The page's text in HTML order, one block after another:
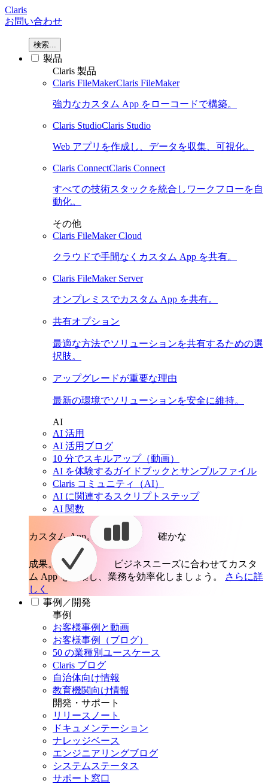
Claris
お問い合わせ
検索...
製品
Claris 製品
Claris FileMakerClaris FileMaker
強力なカスタム App をローコードで構築。
Claris StudioClaris Studio
Web アプリを作成し、データを収集、可視化。
Claris ConnectClaris Connect
すべての技術スタックを統合しワークフローを自
動化。
その他
Claris FileMaker Cloud
クラウドで手間なくカスタム App を共有。
Claris FileMaker Server
オンプレミスでカスタム App を共有。
共有オプション
最適な方法でソリューションを共有するための選
択肢。
アップグレードが重要な理由
最新の環境でソリューションを安全に維持。
AI
AI 活用
AI 活用ブログ
10 分でスキルアップ（動画）
AI を体験するガイドブックとサンプルファイル
Claris コミュニティ（AI）
AI に関連するスクリプトステップ
AI 関数
カスタム App。 確かな
成果。
ビジネスニーズに合わせてカスタ
ム App を構築し、業務を効率化しましょう。
さらに詳
しく
事例／開発
事例
お客様事例と動画
お客様事例（ブログ）
50 の業種別ユースケース
Claris ブログ
自治体向け情報
教育機関向け情報
開発・サポート
リリースノート
ドキュメンテーション
ナレッジベース
エンジニアリングブログ
システムステータス
サポート窓口